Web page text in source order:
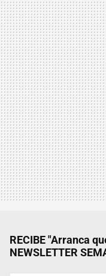
RECIBE "Arranca
NEWSLETTER